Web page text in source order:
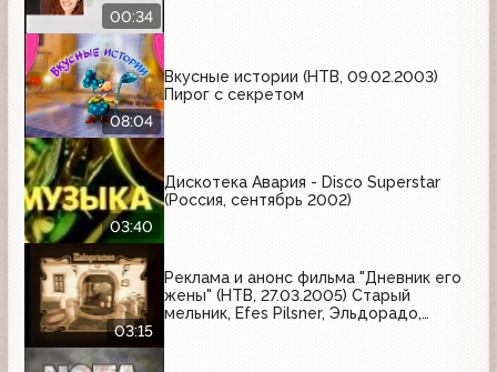
00:34
08:04
Вкусные истории (НТВ, 09.02.2003)
Пирог с секретом
03:40
Дискотека Авария - Disco Superstar
(Россия, сентябрь 2002)
03:15
Реклама и анонс фильма "Дневник его
жены" (НТВ, 27.03.2005) Старый
мельник, Efes Pilsner, Эльдорадо,